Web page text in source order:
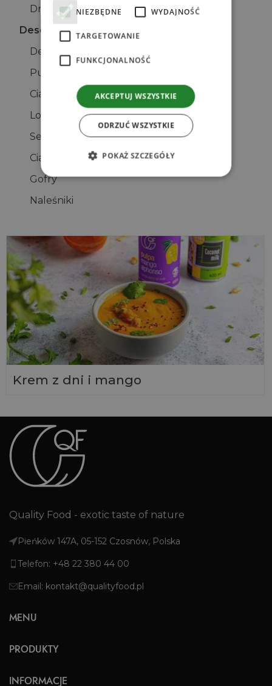
Drinki
Desery
Desery Bez Pieczenia
Puddingi
Ciasta
Lody
Serniki
Ciasteczka
Gofry
Naleśniki
Krem z dni i mango
Quality Food - exotic taste of nature
Pieńków 147A, 05-152 Czosnów, Polska
Telefon: +48 22 380 44 00
Email: kontakt@qualityfood.pl
MENU
PRODUKTY
INFORMACJE
NIEZBĘDNE WYDAJNOŚĆ
TARGETOWANIE
FUNKCJONALNOŚĆ
AKCEPTUJ WSZYSTKIE
ODRZUĆ WSZYSTKIE
POKAŻ SZCZEGÓŁY